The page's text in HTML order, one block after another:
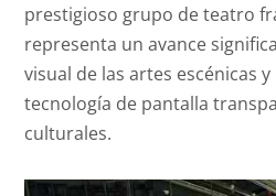
prestigioso grupo de teatro
representa un avance
visual de las artes escénicas
tecnología de pantalla
culturales.